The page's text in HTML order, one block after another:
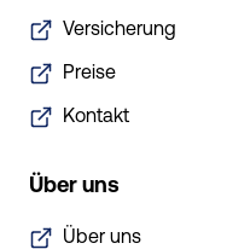
Versicherung
Preise
Kontakt
Über uns
Über uns